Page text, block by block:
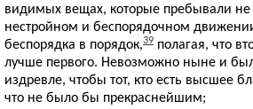
видимых вещах, которые пребывали не
нестройном и беспорядочном
беспорядка в порядок,39 полагая, что
лучше первого. Невозможно ныне и
издревле, чтобы тот, кто есть высшее
что не было бы прекраснейшим;